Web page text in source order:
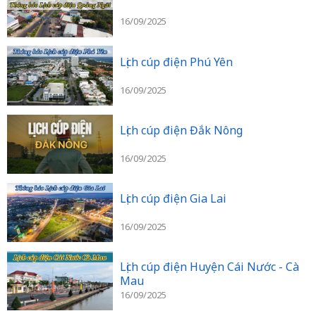
16/09/2025
Lịch cúp điện Phú Yên
16/09/2025
Lịch cúp điện Đắk Nông
16/09/2025
Lịch cúp điện Gia Lai
16/09/2025
Lịch cúp điện Huyện Cái Nước - Cà
Mau
16/09/2025